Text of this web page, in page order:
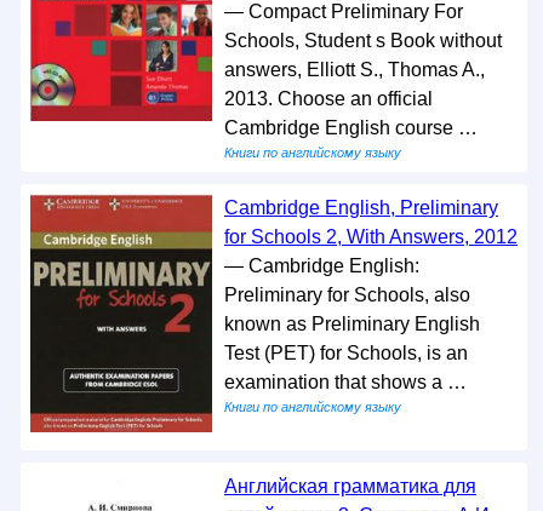
— Compact Preliminary For
Schools, Student s Book without
answers, Elliott S., Thomas A.,
2013. Choose an official
Cambridge English course …
Книги по английскому языку
Cambridge English, Preliminary
for Schools 2, With Answers, 2012
— Cambridge English:
Preliminary for Schools, also
known as Preliminary English
Test (PET) for Schools, is an
examination that shows a …
Книги по английскому языку
Английская грамматика для